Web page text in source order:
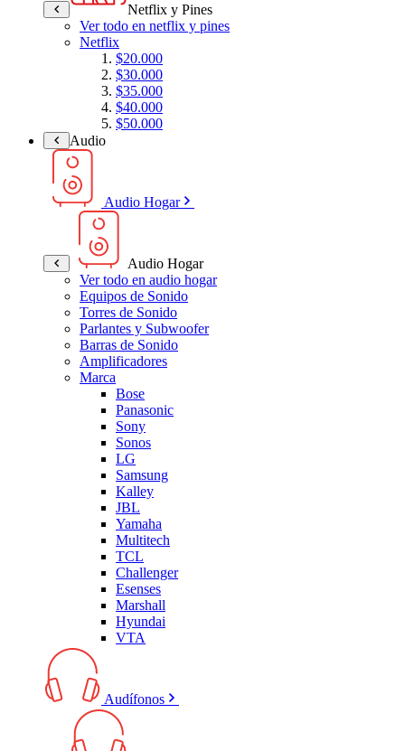
Netflix y Pines
Ver todo en netflix y pines
Netflix
$20.000
$30.000
$35.000
$40.000
$50.000
Audio
Audio Hogar
Audio Hogar
Ver todo en audio hogar
Equipos de Sonido
Torres de Sonido
Parlantes y Subwoofer
Barras de Sonido
Amplificadores
Marca
Bose
Panasonic
Sony
Sonos
LG
Samsung
Kalley
JBL
Yamaha
Multitech
TCL
Challenger
Esenses
Marshall
Hyundai
VTA
Audífonos